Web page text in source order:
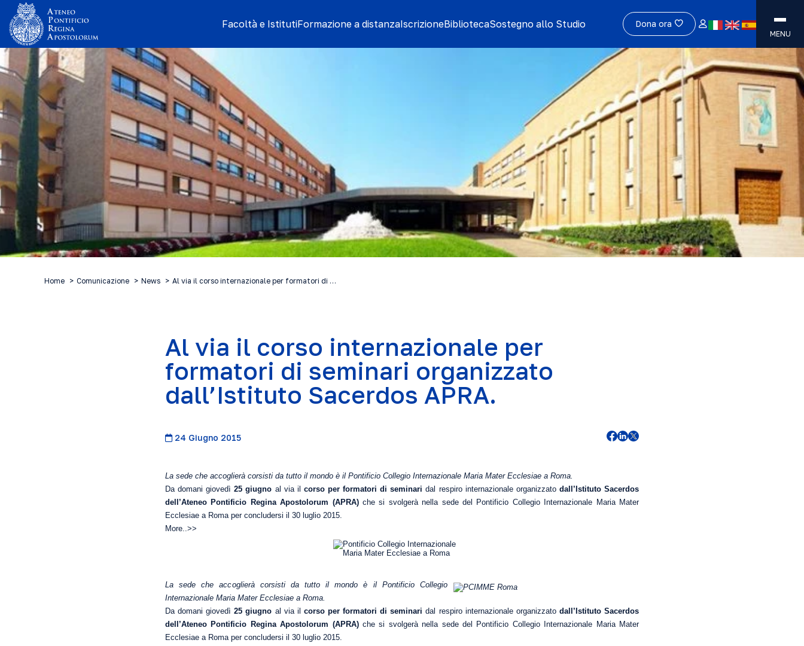
Facoltà e IstitutiFormazione a distanzaIscrizioneBibliotecaSostegno allo Studio Dona ora
MENU
Home Comunicazione News Al via il corso internazionale per formatori di …
Al via il corso internazionale per
formatori di seminari organizzato
dall’Istituto Sacerdos APRA.
24 Giugno 2015
La sede che accoglierà corsisti da tutto il mondo è il Pontificio Collegio Internazionale Maria Mater Ecclesiae a Roma.
Da domani giovedì25 giugno al via il corso per formatori di seminari dal respiro internazionale organizzato dall’Istituto Sacerdos
dell’Ateneo Pontificio Regina Apostolorum (APRA) che si svolgerà nella sede del Pontificio Collegio Internazionale Maria Mater
Ecclesiae a Roma per concludersi il 30 luglio 2015.
More..>>
La sede che accoglierà corsisti da tutto il mondo è il Pontificio Collegio
Internazionale Maria Mater Ecclesiae a Roma.
Da domani giovedì25 giugno al via il corso per formatori di seminari dal respiro internazionale organizzato dall’Istituto Sacerdos
dell’Ateneo Pontificio Regina Apostolorum (APRA) che si svolgerà nella sede del Pontificio Collegio Internazionale Maria Mater
Ecclesiae a Roma per concludersi il 30 luglio 2015.